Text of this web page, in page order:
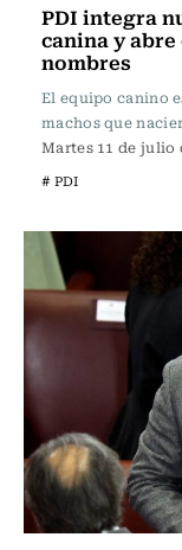
PDI integra
canina y
nombres
El equipo canino
machos que
Martes 11 de julio
# PDI